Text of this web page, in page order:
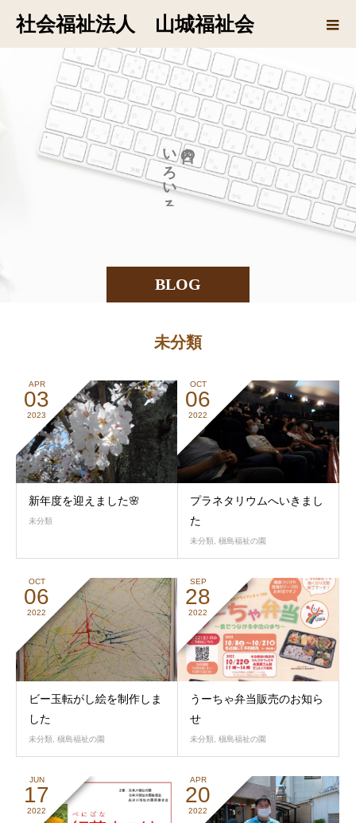
社会福祉法人 山城福祉会
BLOG
の
い
ろ
い
ろ
未分類
APR
03
2023
新年度を迎えました🌸
未分類
OCT
06
2022
プラネタリウムへいきまし
た
未分類, 槇島福祉の園
OCT
06
2022
ビー玉転がし絵を制作しま
した
未分類 槇島福祉の園
SEP
28
2022
うーちゃ弁当販売のお知ら
せ
未分類 槇島福祉の園
JUN
17
2022
APR
20
2022